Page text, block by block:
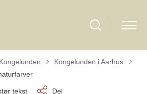
Tilbage til
Kongelunden i Aarhus
tekst Del